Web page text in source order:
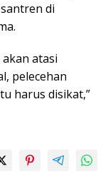
di
atasi
pelecehan
harus disikat,”